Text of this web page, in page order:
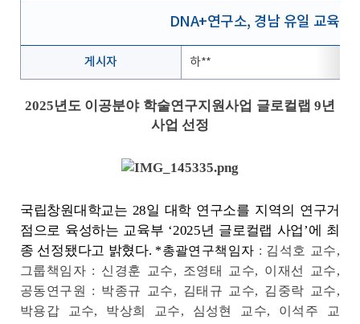
DNA+연구소, 경남 유일 교육
게시자 하**
2025년도 이공분야 학술연구지원사업 글로컬랩 9년
사업 선정
국립창원대학교는 28일 대학 연구소를 지역의 연구거
점으로 육성하는 교육부 ‘2025년 글로컬랩 사업’에 최
종 선정됐다고 밝혔다. *총괄연구책임자 : 김석호 교수,
그룹책임자 : 신경훈 교수, 조영태 교수, 이재선 교수,
공동연구원 : 박종규 교수, 김태규 교수, 김중락 교수,
박용갑 교수, 박상희 교수, 심성현 교수, 이석주 교